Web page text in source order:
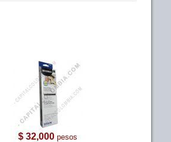
$ 32,000 pesos